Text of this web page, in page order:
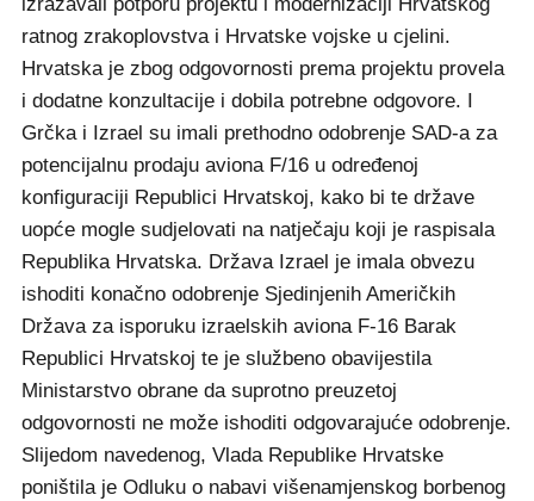
izražavali potporu projektu i modernizaciji Hrvatskog
ratnog zrakoplovstva i Hrvatske vojske u cjelini.
Hrvatska je zbog odgovornosti prema projektu provela
i dodatne konzultacije i dobila potrebne odgovore. I
Grčka i Izrael su imali prethodno odobrenje SAD-a za
potencijalnu prodaju aviona F/16 u određenoj
konfiguraciji Republici Hrvatskoj, kako bi te države
uopće mogle sudjelovati na natječaju koji je raspisala
Republika Hrvatska. Država Izrael je imala obvezu
ishoditi konačno odobrenje Sjedinjenih Američkih
Država za isporuku izraelskih aviona F-16 Barak
Republici Hrvatskoj te je službeno obavijestila
Ministarstvo obrane da suprotno preuzetoj
odgovornosti ne može ishoditi odgovarajuće odobrenje.
Slijedom navedenog, Vlada Republike Hrvatske
poništila je Odluku o nabavi višenamjenskog borbenog